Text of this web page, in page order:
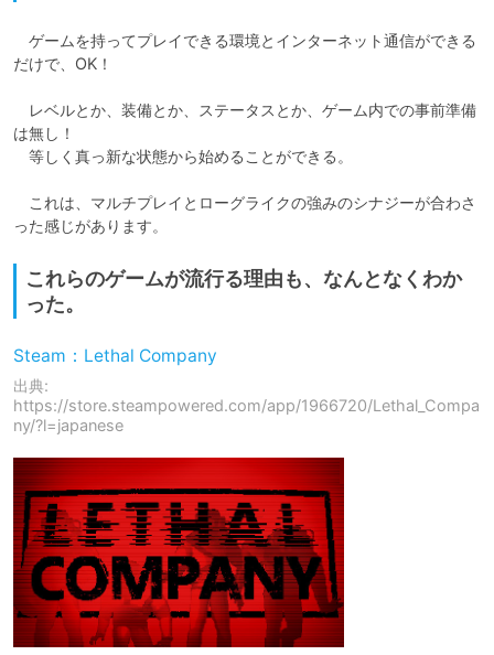
ゲームを持ってプレイできる環境とインターネット通信ができる
だけで、OK！
レベルとか、装備とか、ステータスとか、ゲーム内での事前準備
は無し！
等しく真っ新な状態から始めることができる。
これは、マルチプレイとローグライクの強みのシナジーが合わさ
った感じがあります。
これらのゲームが流行る理由も、なんとなくわか
った。
Steam：Lethal Company
出典:
https://store.steampowered.com/app/1966720/Lethal_Compa
ny/?l=japanese